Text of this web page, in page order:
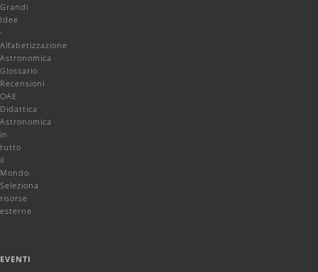
Grandi
Idee
-
Alfabetizzazione
Astronomica
Glossario
Recensioni
OAE
Didattica
Astronomica
in
tutto
il
Mondo
Seleziona
risorse
esterne
EVENTI